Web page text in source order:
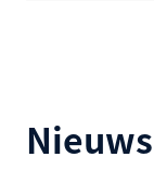
Nieuws